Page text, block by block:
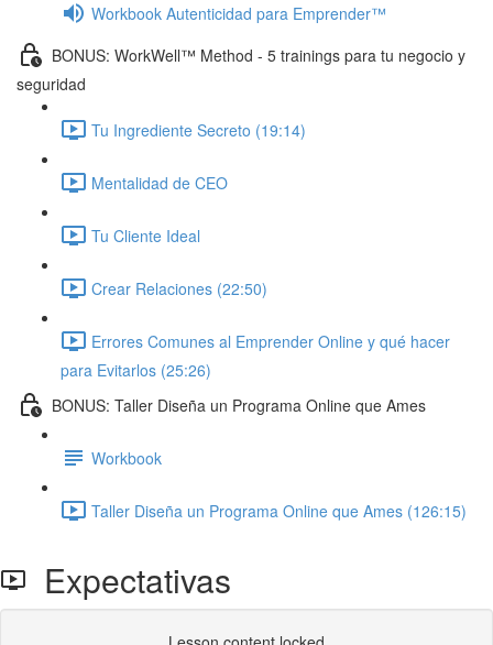
Workbook Autenticidad para Emprender™
BONUS: WorkWell™ Method - 5 trainings para tu negocio y
seguridad
Tu Ingrediente Secreto (19:14)
Mentalidad de CEO
Tu Cliente Ideal
Crear Relaciones (22:50)
Errores Comunes al Emprender Online y qué hacer
para Evitarlos (25:26)
BONUS: Taller Diseña un Programa Online que Ames
Workbook
Taller Diseña un Programa Online que Ames (126:15)
Expectativas